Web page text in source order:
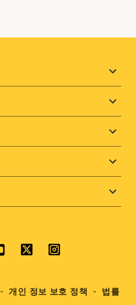
개인 정보 보호 정책 법률